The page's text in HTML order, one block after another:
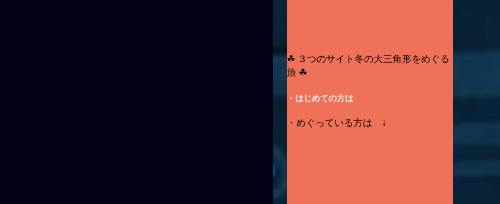
☘ ３つのサイト冬の大三角形をめぐる
旅 ☘
・はじめての方は
・めぐっている方は ↓